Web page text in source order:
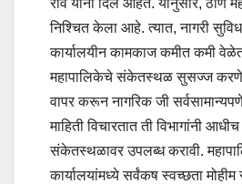
निश्चित केला आहे. त्यात, नागरी
कार्यालयीन कामकाज कमीत कमी
महापालिकेचे संकेतस्थळ सुसज्ज करणे.
वापर करून नागरिक जी
माहिती विचारतात ती विभागांनी
संकेतस्थळावर उपलब्ध करावी.
कार्यालयांमध्ये सर्वंकष स्वच्छता